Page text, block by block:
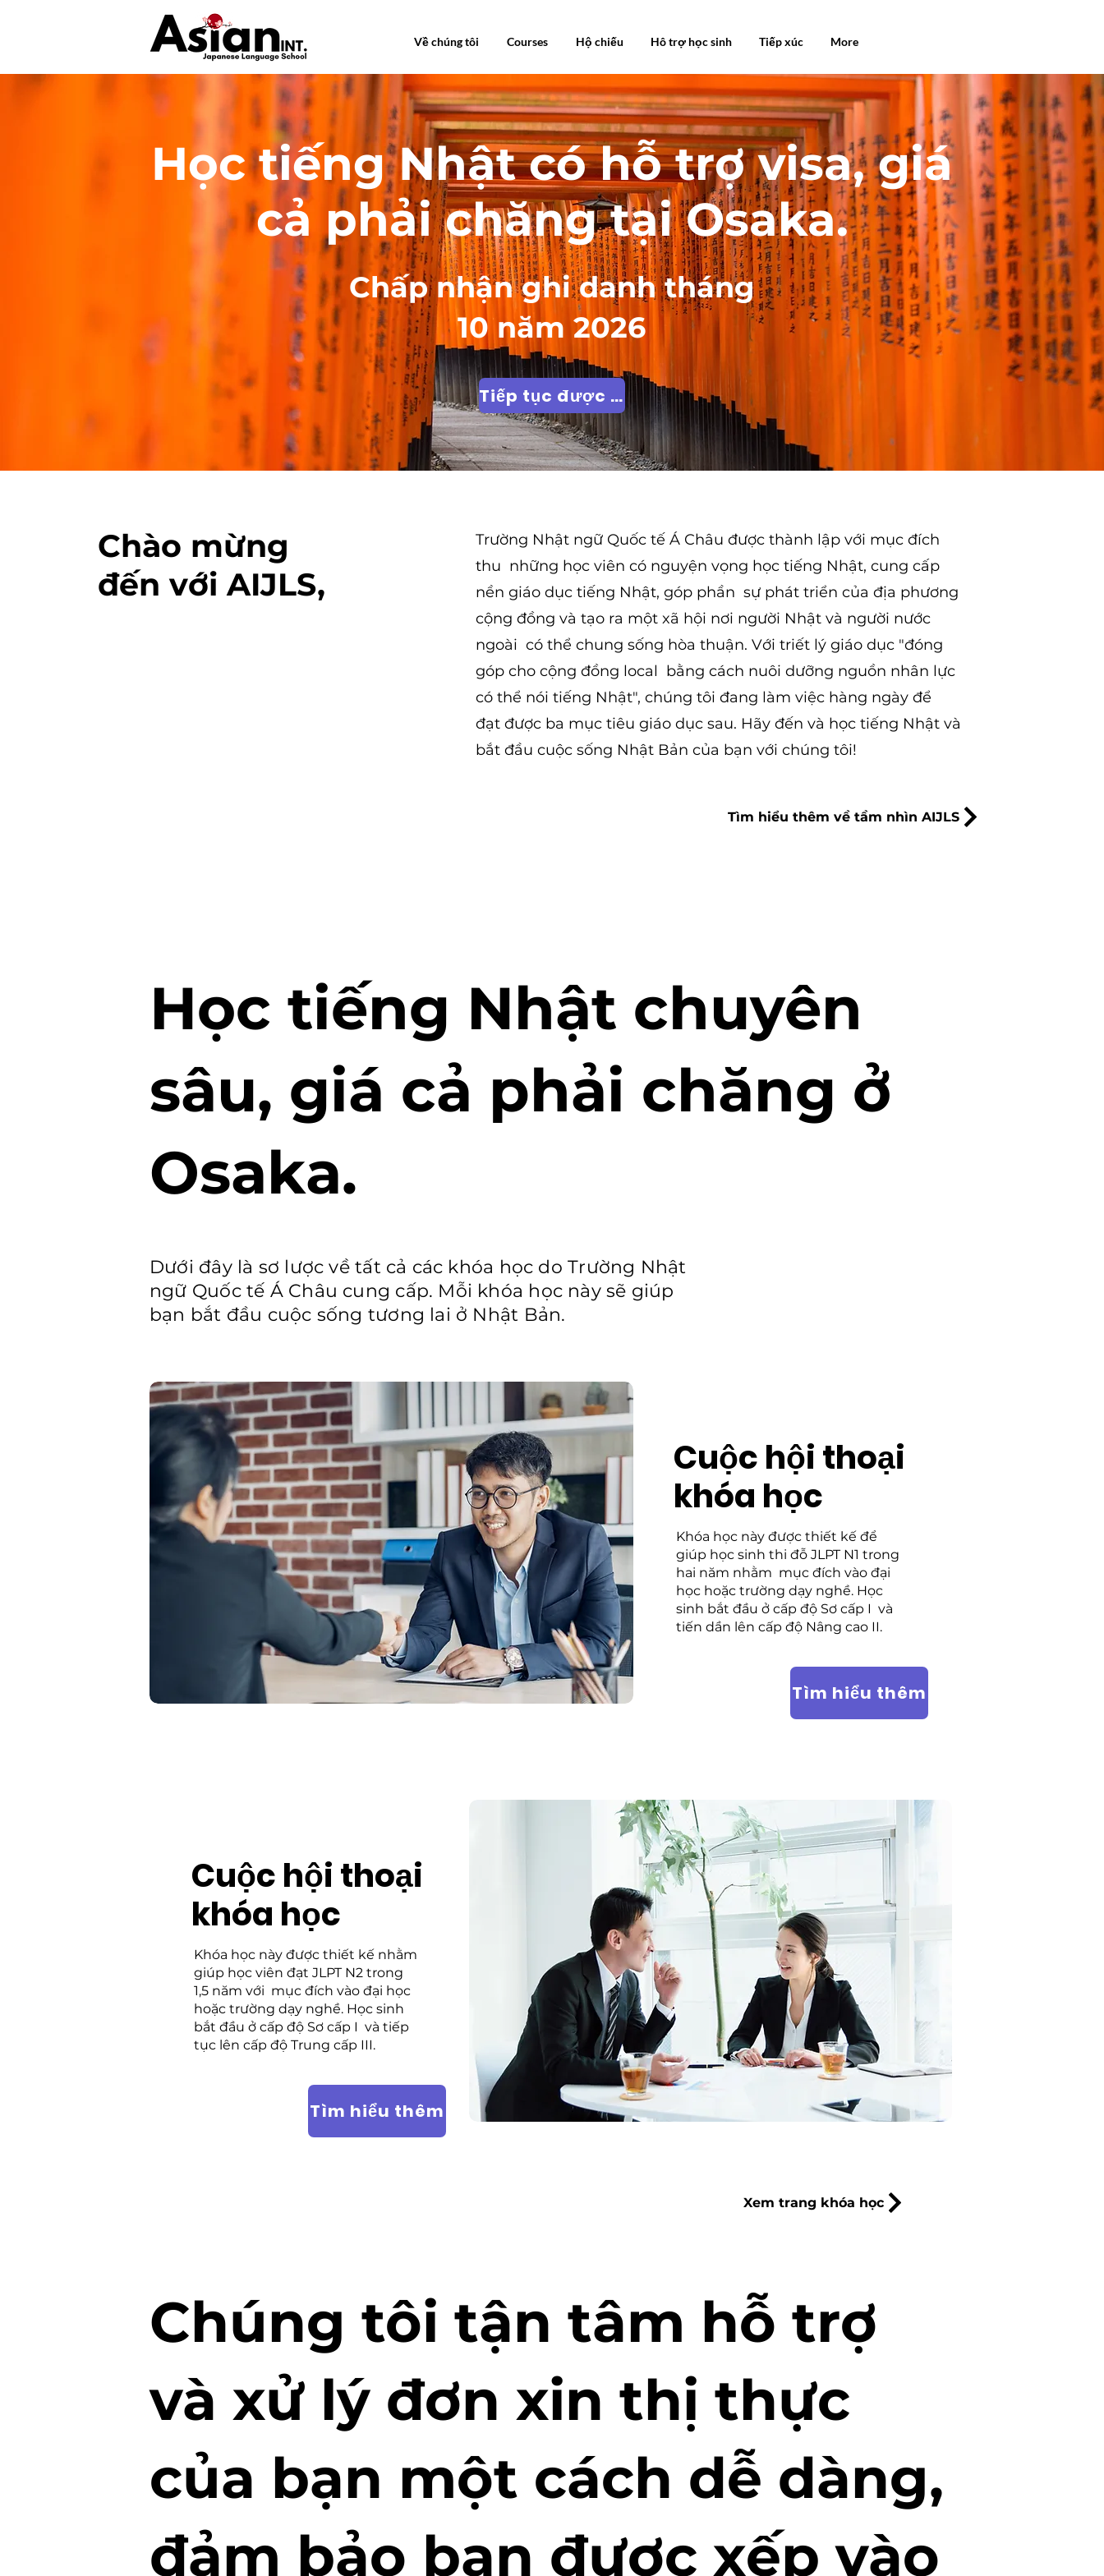
Về chúng tôi Courses Hộ chiếu Hô trợ học sinh Tiếp xúc More
Học tiếng Nhật có hỗ trợ visa, giá
cả phải chăng tại Osaka.
Chấp nhận ghi danh tháng
10 năm 2026
Tiếp tục được cập nhật
Chào mừng
đến với AIJLS,
Trường Nhật ngữ Quốc tế Á Châu được thành lập với mục đích
thu những học viên có nguyện vọng học tiếng Nhật, cung cấp
nền giáo dục tiếng Nhật, góp phần sự phát triển của địa phương
cộng đồng và tạo ra một xã hội nơi người Nhật và người nước
ngoài có thể chung sống hòa thuận. Với triết lý giáo dục "đóng
góp cho cộng đồng local bằng cách nuôi dưỡng nguồn nhân lực
có thể nói tiếng Nhật", chúng tôi đang làm việc hàng ngày để
đạt được ba mục tiêu giáo dục sau. Hãy đến và học tiếng Nhật và
bắt đầu cuộc sống Nhật Bản của bạn với chúng tôi!
Tìm hiểu thêm về tầm nhìn AIJLS
Học tiếng Nhật chuyên
sâu, giá cả phải chăng ở
Osaka.
Dưới đây là sơ lược về tất cả các khóa học do Trường Nhật
ngữ Quốc tế Á Châu cung cấp. Mỗi khóa học này sẽ giúp
bạn bắt đầu cuộc sống tương lai ở Nhật Bản.
Cuộc hội thoại
khóa học
Khóa học này được thiết kế để
giúp học sinh thi đỗ JLPT N1 trong
hai năm nhằm mục đích vào đại
học hoặc trường dạy nghề. Học
sinh bắt đầu ở cấp độ Sơ cấp I và
tiến dần lên cấp độ Nâng cao II.
Tìm hiểu thêm
Cuộc hội thoại
khóa học
Khóa học này được thiết kế nhằm
giúp học viên đạt JLPT N2 trong
1,5 năm với mục đích vào đại học
hoặc trường dạy nghề. Học sinh
bắt đầu ở cấp độ Sơ cấp I và tiếp
tục lên cấp độ Trung cấp III.
Tìm hiểu thêm
Xem trang khóa học
Chúng tôi tận tâm hỗ trợ
và xử lý đơn xin thị thực
của bạn một cách dễ dàng,
đảm bảo bạn được xếp vào